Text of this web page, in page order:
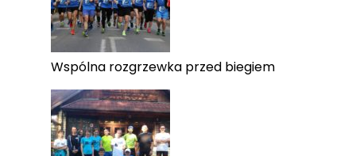
Wspólna rozgrzewka przed biegiem